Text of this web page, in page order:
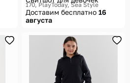
170 PlayToday, Sea Style
Доставим бесплатно 16
августа